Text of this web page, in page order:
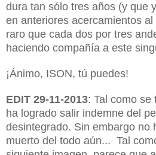
dura tan sólo tres años (y que
en anteriores acercamientos
raro que cada dos por tres
haciendo compañía a este
¡Ánimo, ISON, tú puedes!
EDIT 29-11-2013: Tal como se
ha logrado salir indemne del
desintegrado. Sin embargo no
muerto del todo aún... Tal